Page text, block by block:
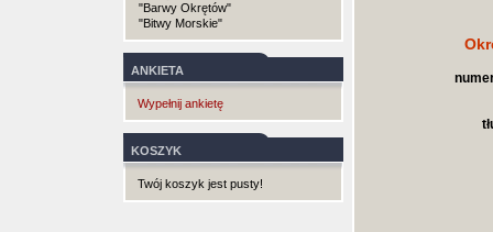
"Barwy Okrętów"
"Bitwy Morskie"
ANKIETA
Wypełnij ankietę
KOSZYK
Twój koszyk jest pusty!